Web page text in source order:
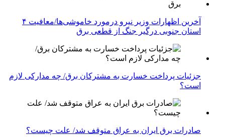
آخرین اظهارات وزیر نیرو درمورد خاموشی‌ها/معافیت ۴
استان جنوبی درگیر جنگ از قطعی برق
جزئیات پرداخت خسارت به مشترکان برق/ چه مدارکی لازم
است؟
صادرات برق ایران به عراق متوقف شد/ علت چیست؟